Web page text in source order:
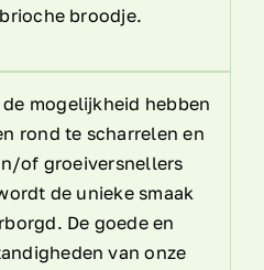
broodje.
mogelijkheid hebben
rond te scharrelen en
of groeiversnellers
de unieke smaak
De goede en
van onze